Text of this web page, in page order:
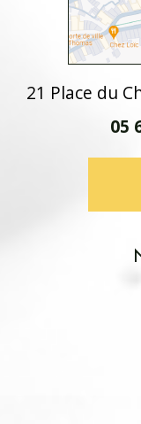
21 Place du
05